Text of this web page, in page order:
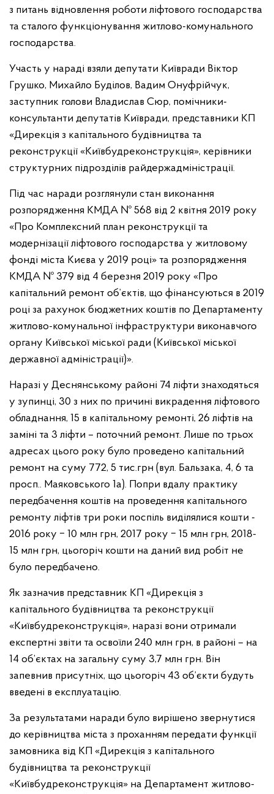
з питань відновлення роботи ліфтового господарства
та сталого функціонування житлово-комунального
господарства.
Участь у нараді взяли депутати Київради Віктор
Грушко, Михайло Буділов, Вадим Онуфрійчук,
заступник голови Владислав Сюр, помічники-
консультанти депутатів Київради, представники КП
«Дирекція з капітального будівництва та
реконструкції «Київбудреконструкція», керівники
структурних підрозділів райдержадміністрації.
Під час наради розглянули стан виконання
розпорядження КМДА № 568 від 2 квітня 2019 року
«Про Комплексний план реконструкції та
модернізації ліфтового господарства у житловому
фонді міста Києва у 2019 році» та розпорядження
КМДА № 379 від 4 березня 2019 року «Про
капітальний ремонт об’єктів, що фінансуються в 2019
році за рахунок бюджетних коштів по Департаменту
житлово-комунальної інфраструктури виконавчого
органу Київської міської ради (Київської міської
державної адміністрації)».
Наразі у Деснянському районі 74 ліфти знаходяться
у зупинці, 30 з них по причині викрадення ліфтового
обладнання, 15 в капітальному ремонті, 26 ліфтів на
заміні та 3 ліфти – поточний ремонт. Лише по трьох
адресах цього року було проведено капітальний
ремонт на суму 772, 5 тис.грн (вул. Бальзака, 4, 6 та
просп.. Маяковського 1а). Попри вдалу практику
передбачення коштів на проведення капітального
ремонту ліфтів три роки поспіль виділялися кошти -
2016 року ‒ 10 млн грн, 2017 року ‒ 15 млн грн, 2018-
15 млн грн, цьогоріч кошти на даний вид робіт не
було передбачено.
Як зазначив представник КП «Дирекція з
капітального будівництва та реконструкції
«Київбудреконструкція», наразі вони отримали
експертні звіти та освоїли 240 млн грн, в районі – на
14 об’єктах на загальну суму 3,7 млн грн. Він
запевнив присутніх, що цьогоріч 43 об’єкти будуть
введені в експлуатацію.
За результатами наради було вирішено звернутися
до керівництва міста з проханням передати функції
замовника від КП «Дирекція з капітального
будівництва та реконструкції
«Київбудреконструкція» на Департамент житлово-